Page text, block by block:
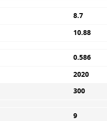
8.7
10.88
0.586
2020
300
9